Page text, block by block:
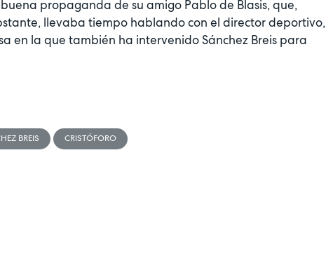
propaganda de su amigo Pablo de Blasis, que,
llevaba tiempo hablando con el director deportivo,
en la que también ha intervenido Sánchez Breis para
BREIS CRISTÓFORO